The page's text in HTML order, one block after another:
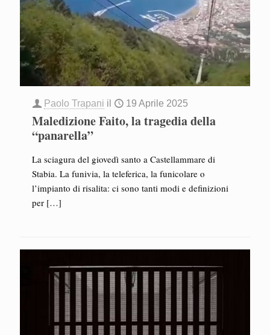
Paolo Trapani il 19 Aprile 2025
Maledizione Faito, la tragedia della
“panarella”
La sciagura del giovedì santo a Castellammare di
Stabia. La funivia, la teleferica, la funicolare o
l’impianto di risalita: ci sono tanti modi e definizioni
per […]